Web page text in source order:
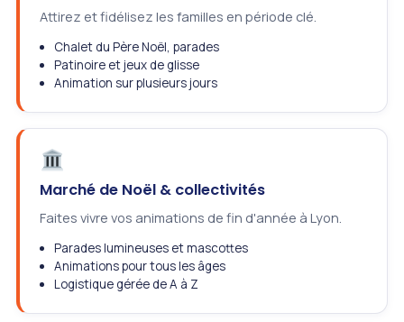
Attirez et fidélisez les familles en période clé.
Chalet du Père Noël, parades
Patinoire et jeux de glisse
Animation sur plusieurs jours
Marché de Noël & collectivités
Faites vivre vos animations de fin d'année à Lyon.
Parades lumineuses et mascottes
Animations pour tous les âges
Logistique gérée de A à Z